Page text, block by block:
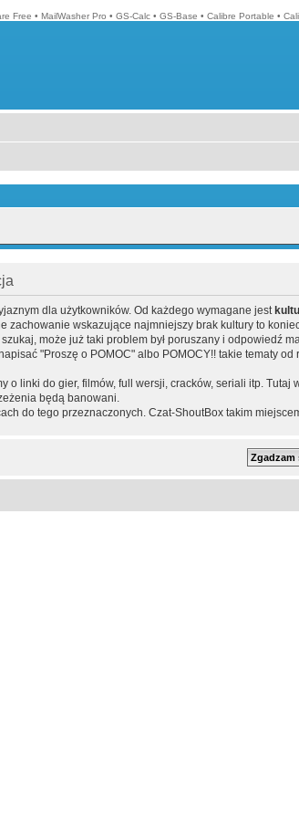
Free • MailWasher Pro • GS-Calc • GS-Base • Calibre Portable •
dla użytkowników. Od każdego wymagane jest
zachowanie wskazujące najmniejszy brak kultury to
może już taki problem był poruszany i odpowiedź
"Proszę o POMOC" albo POMOCY!! takie tematy
o linki do gier, filmów, full wersji, cracków, seriali itp. Tutaj
będą banowani.
do tego przeznaczonych. Czat-ShoutBox takim